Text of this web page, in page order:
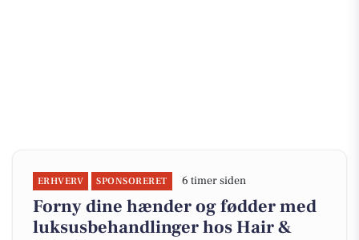
ERHVERV SPONSORERET 6 timer siden
Forny dine hænder og fødder med
luksusbehandlinger hos Hair &